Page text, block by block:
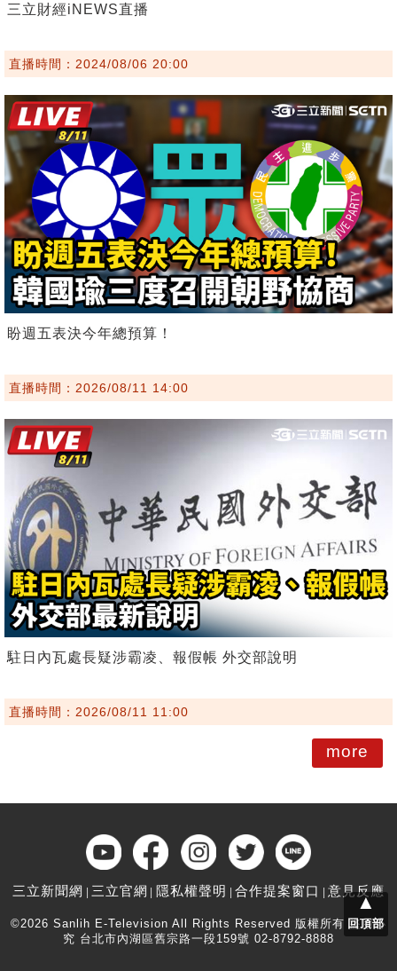
三立財經iNEWS直播
直播時間：2024/08/06 20:00
盼週五表決今年總預算！
直播時間：2026/08/11 14:00
駐日內瓦處長疑涉霸凌、報假帳 外交部說明
直播時間：2026/08/11 11:00
more
三立新聞網 三立官網 隱私權聲明 合作提案窗口 意見反應
©2026 Sanlih E-Television All Rights Reserved 版權所有 盜用必
究 台北市內湖區舊宗路一段159號 02-8792-8888
▲
回頂部